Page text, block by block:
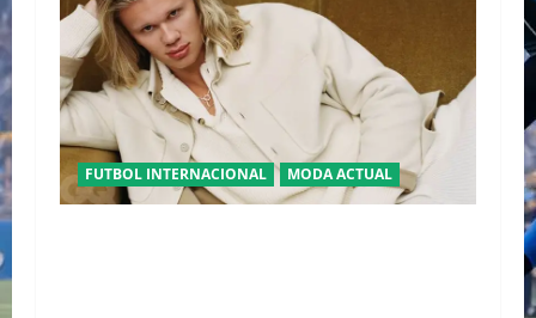
FUTBOL INTERNACIONAL MODA ACTUAL